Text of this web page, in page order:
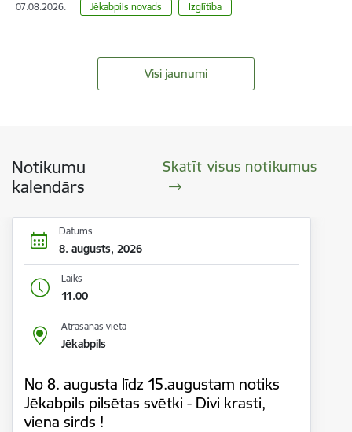
07.08.2026. Jēkabpils novads Izglītība
Visi jaunumi
Notikumu
kalendārs
Skatīt visus notikumus
Datums
8. augusts, 2026
Laiks
11.00
Atrašanās vieta
Jēkabpils
No 8. augusta līdz 15.augustam notiks
Jēkabpils pilsētas svētki - Divi krasti,
viena sirds !